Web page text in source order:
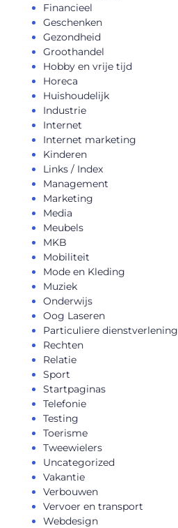
Financieel
Geschenken
Gezondheid
Groothandel
Hobby en vrije tijd
Horeca
Huishoudelijk
Industrie
Internet
Internet marketing
Kinderen
Links / Index
Management
Marketing
Media
Meubels
MKB
Mobiliteit
Mode en Kleding
Muziek
Onderwijs
Oog Laseren
Particuliere dienstverlening
Rechten
Relatie
Sport
Startpaginas
Telefonie
Testing
Toerisme
Tweewielers
Uncategorized
Vakantie
Verbouwen
Vervoer en transport
Webdesign